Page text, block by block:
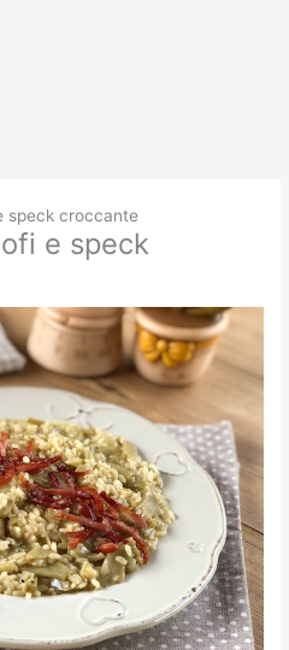
speck croccante
e speck